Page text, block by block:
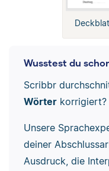
Wusstest du
Scribbr
Wörterkorrigiert?
Unsere
deiner
Ausdruck, die